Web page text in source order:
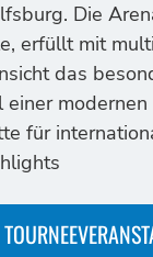
Die
erfüllt mit
das
modernen
für